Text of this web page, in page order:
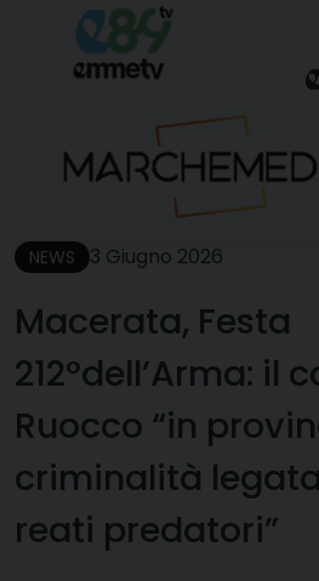
content
NEWS 3 Giugno 2026
Macerata, Festa
212°dell’Arma: il
Ruocco “in
criminalità
reati predatori”